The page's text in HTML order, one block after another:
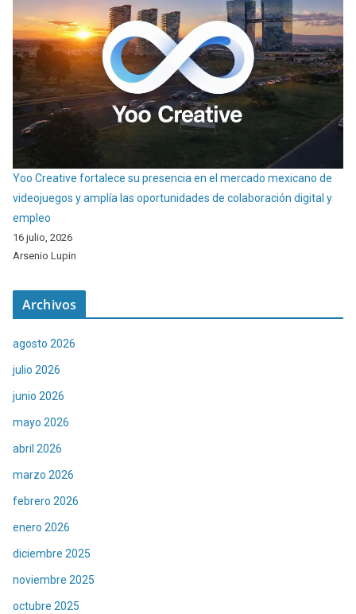
Yoo Creative fortalece su presencia en el mercado mexicano de
videojuegos y amplía las oportunidades de colaboración digital y
empleo
16 julio, 2026
Arsenio Lupin
Archivos
agosto 2026
julio 2026
junio 2026
mayo 2026
abril 2026
marzo 2026
febrero 2026
enero 2026
diciembre 2025
noviembre 2025
octubre 2025